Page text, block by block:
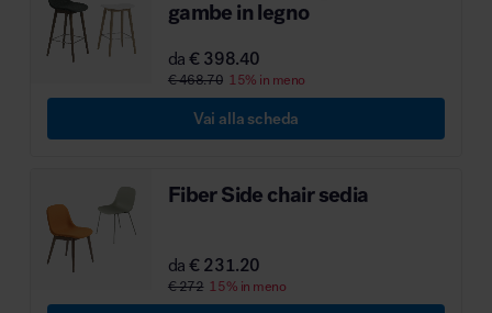
MillerKnoll
gambe in legno
da€ 398.40
€ 468.70 15% in meno
Vai alla scheda
Fiber Side chair sedia
da€ 231.20
€ 272 15% in meno